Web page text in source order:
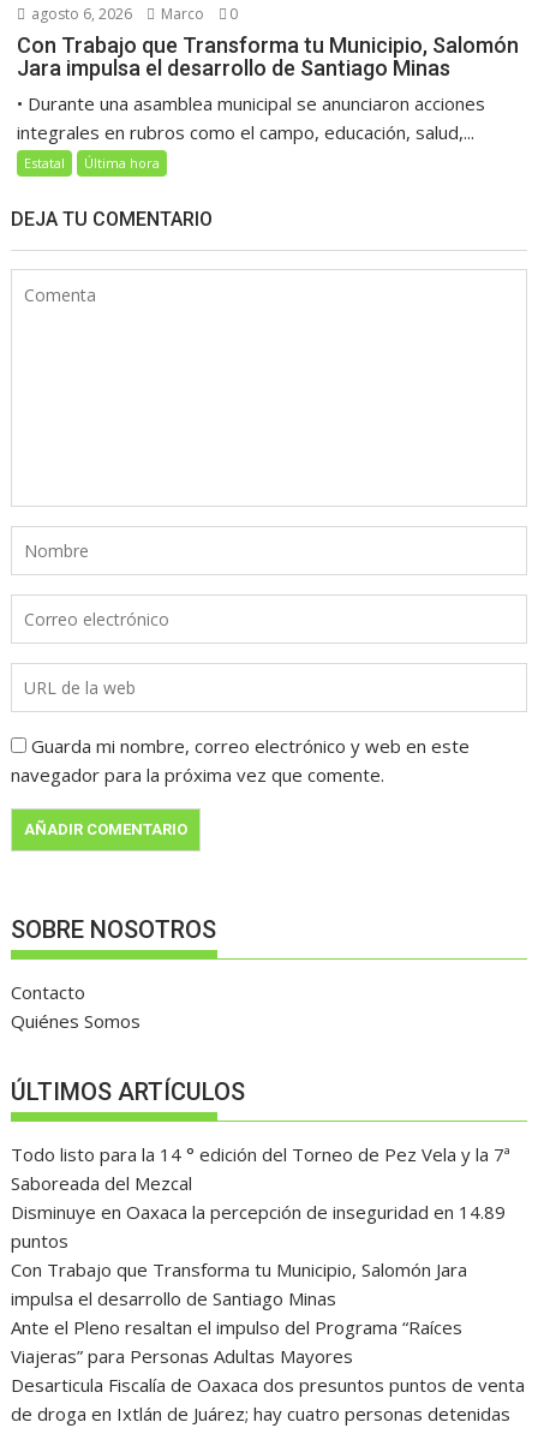
agosto 6, 2026 Marco 0
Con Trabajo que Transforma tu Municipio, Salomón
Jara impulsa el desarrollo de Santiago Minas
• Durante una asamblea municipal se anunciaron acciones
integrales en rubros como el campo, educación, salud,...
Estatal Última hora
DEJA TU COMENTARIO
Guarda mi nombre, correo electrónico y web en este
navegador para la próxima vez que comente.
SOBRE NOSOTROS
Contacto
Quiénes Somos
ÚLTIMOS ARTÍCULOS
Todo listo para la 14 ° edición del Torneo de Pez Vela y la 7ª
Saboreada del Mezcal
Disminuye en Oaxaca la percepción de inseguridad en 14.89
puntos
Con Trabajo que Transforma tu Municipio, Salomón Jara
impulsa el desarrollo de Santiago Minas
Ante el Pleno resaltan el impulso del Programa “Raíces
Viajeras” para Personas Adultas Mayores
Desarticula Fiscalía de Oaxaca dos presuntos puntos de venta
de droga en Ixtlán de Juárez; hay cuatro personas detenidas